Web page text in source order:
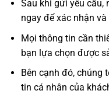
Sau khi gửi yêu cầu,
ngay để xác nhận
Mọi thông tin cần
bạn lựa chọn được
Bên cạnh đó, chúng
tin cá nhân của